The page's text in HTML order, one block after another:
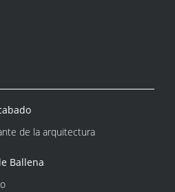
de la arquitectura
Ballena